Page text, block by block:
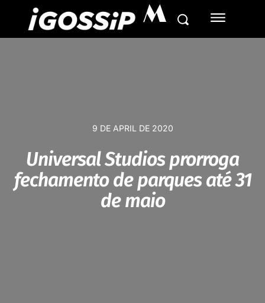
M
9 DE APRIL DE 2020
Universal Studios prorroga
fechamento de parques até 31
de maio